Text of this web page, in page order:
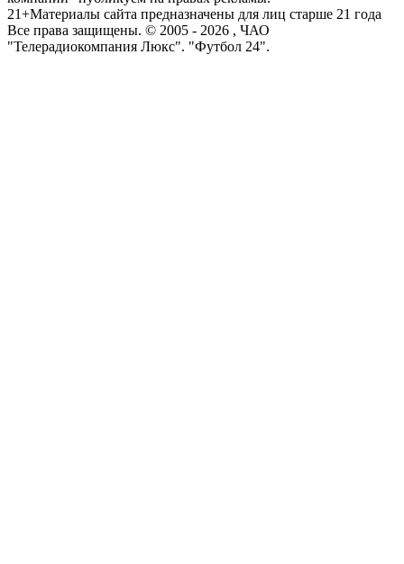
21+Материалы сайта предназначены для лиц старше 21 года
Все права защищены. © 2005 - 2026 , ЧАО
"Телерадиокомпания Люкс". "Футбол 24".